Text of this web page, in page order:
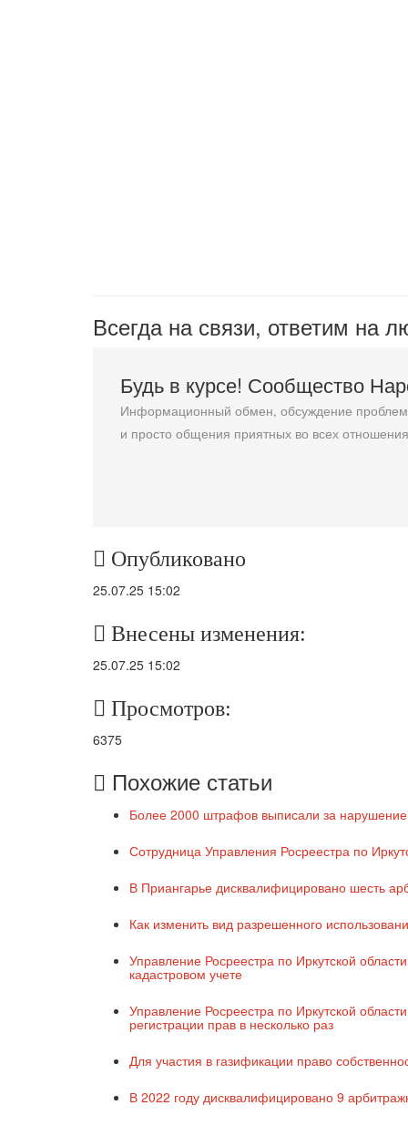
Всегда на связи, ответим на
Будь в курсе! Сообщество
Информационный обмен, обсуждение
и просто общения приятных во всех
Опубликовано
25.07.25 15:02
Внесены изменения:
25.07.25 15:02
Просмотров:
6375
Похожие статьи
Более 2000 штрафов выписали за нарушение
Сотрудница Управления Росреестра по
В Приангарье дисквалифицировано шесть
Как изменить вид разрешенного
Управление Росреестра по Иркутской
кадастровом учете
Управление Росреестра по Иркутской
регистрации прав в несколько раз
Для участия в газификации право
В 2022 году дисквалифицировано 9